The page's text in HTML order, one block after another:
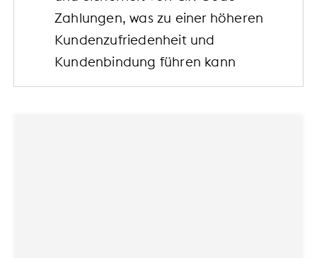
Zahlungen, was zu einer höheren
Kundenzufriedenheit und
Kundenbindung führen kann